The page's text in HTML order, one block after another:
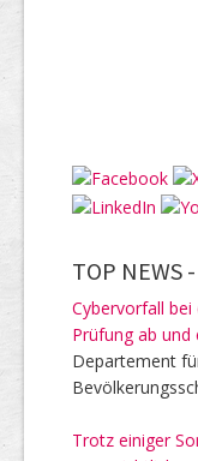
TOP NEWS -
Cybervorfall bei
Prüfung ab
Departement
Trotz einiger